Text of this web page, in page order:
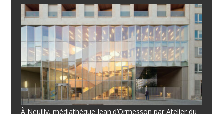
À Neuilly, médiathèque Jean d’Ormesson par Atelier du